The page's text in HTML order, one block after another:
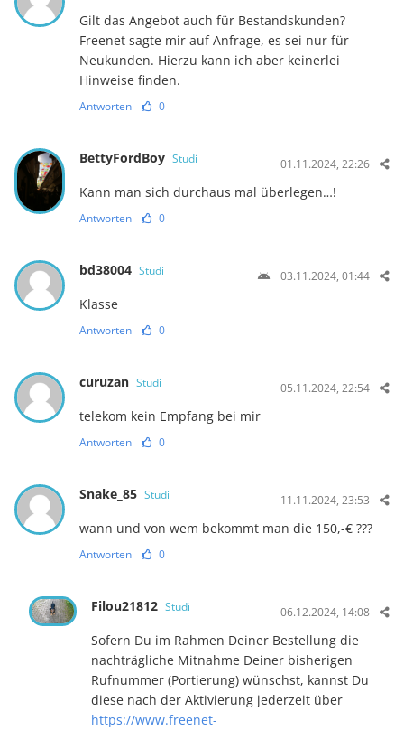
Gilt das Angebot auch für Bestandskunden?
Freenet sagte mir auf Anfrage, es sei nur für
Neukunden. Hierzu kann ich aber keinerlei
Hinweise finden.
Antworten 0
BettyFordBoy Studi 01.11.2024, 22:26
Kann man sich durchaus mal überlegen…!
Antworten 0
bd38004 Studi 03.11.2024, 01:44
Klasse
Antworten 0
curuzan Studi 05.11.2024, 22:54
telekom kein Empfang bei mir
Antworten 0
Snake_85 Studi 11.11.2024, 23:53
wann und von wem bekommt man die 150,-€ ???
Antworten 0
Filou21812 Studi 06.12.2024, 14:08
Sofern Du im Rahmen Deiner Bestellung die
nachträgliche Mitnahme Deiner bisherigen
Rufnummer (Portierung) wünschst, kannst Du
diese nach der Aktivierung jederzeit über
https://www.freenet-